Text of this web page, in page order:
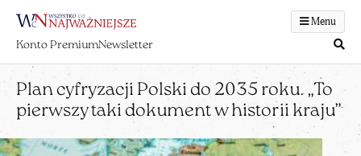
Menu
Konto PremiumNewsletter
Plan cyfryzacji Polski do 2035 roku. „To
pierwszy taki dokument w historii kraju”